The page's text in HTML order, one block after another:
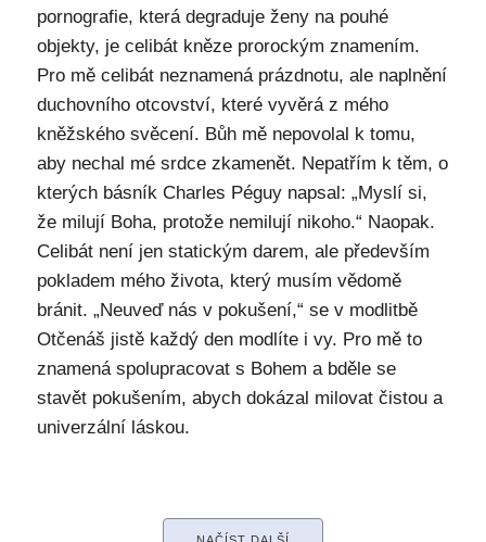
pornografie, která degraduje ženy na pouhé
objekty, je celibát kněze prorockým znamením.
Pro mě celibát neznamená prázdnotu, ale naplnění
duchovního otcovství, které vyvěrá z mého
kněžského svěcení. Bůh mě nepovolal k tomu,
aby nechal mé srdce zkamenět. Nepatřím k těm, o
kterých básník Charles Péguy napsal: „Myslí si,
že milují Boha, protože nemilují nikoho.“ Naopak.
Celibát není jen statickým darem, ale především
pokladem mého života, který musím vědomě
bránit. „Neuveď nás v pokušení,“ se v modlitbě
Otčenáš jistě každý den modlíte i vy. Pro mě to
znamená spolupracovat s Bohem a bděle se
stavět pokušením, abych dokázal milovat čistou a
univerzální láskou.